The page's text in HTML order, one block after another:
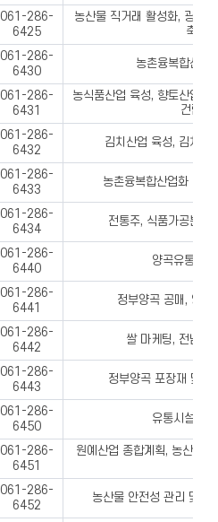
061-286-
6425
농산물 직거래 활성화, 광역
축 등
061-286-
6430
농촌융복합산업
061-286-
6431
농식품산업 육성, 향토산업,
건립 등
061-286-
6432
김치산업 육성, 김치
061-286-
6433
농촌융복합산업화 지원
061-286-
6434
전통주, 식품가공분야
061-286-
6440
양곡유통 업
061-286-
6441
정부양곡 공매, 양곡
061-286-
6442
쌀 마케팅, 전남쌀
061-286-
6443
정부양곡 포장재 및
061-286-
6450
유통시설 업
061-286-
6451
원예산업 종합계획, 농산물
061-286-
6452
농산물 안전성 관리 및